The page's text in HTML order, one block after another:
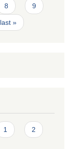
8 9
last »
1 2